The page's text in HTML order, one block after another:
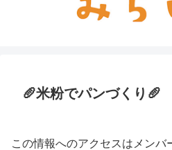
🥖米粉でパンづくり🥖
この情報へのアクセスはメンバ